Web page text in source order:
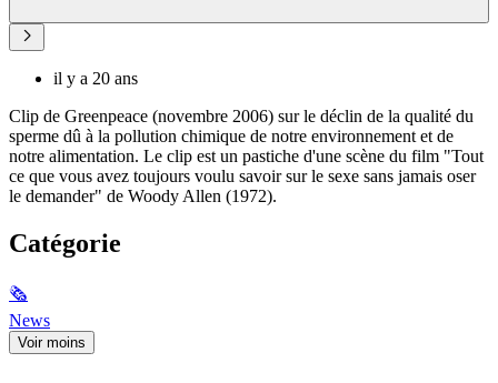
il y a 20 ans
Clip de Greenpeace (novembre 2006) sur le déclin de la qualité du
sperme dû à la pollution chimique de notre environnement et de
notre alimentation. Le clip est un pastiche d'une scène du film "Tout
ce que vous avez toujours voulu savoir sur le sexe sans jamais oser
le demander" de Woody Allen (1972).
Catégorie
🗞
News
Voir moins